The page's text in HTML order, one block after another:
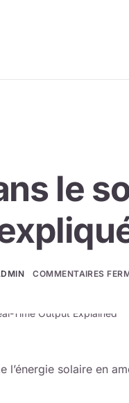
le
COMMENTAIRES
l’énergie solaire en